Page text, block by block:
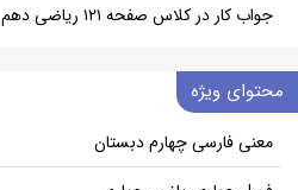
جواب کار در کلاس صفحه ۱۲۱ ریاضی دهم
محتوای ویژه
معنی فارسی چهارم دبستان